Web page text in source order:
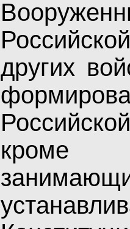
других
кроме